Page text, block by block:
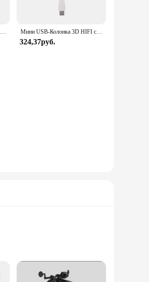
Портативная Bluetooth-Колонка M1, музыкальная стереосистема объемного звучания, мини-USB-колонка, аудиоплеер, микрофон Мини USB-Колонка 3D HIFI стерео Беспроводная колонка для улицы и помещений, музыкальная стереоколонка с объемным звуком, динамик с микрофоном
324,37руб.